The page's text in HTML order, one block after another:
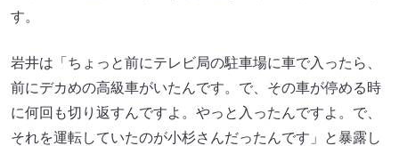
す。
岩井は「ちょっと前にテレビ局の駐車場に車で入ったら、
前にデカめの高級車がいたんです。で、その車が停める時
に何回も切り返すんですよ。やっと入ったんですよ。で、
それを運転していたのが小杉さんだったんです」と暴露し